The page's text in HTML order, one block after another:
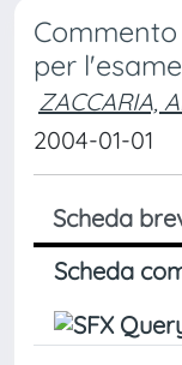
per
ZACCARIA,
2004-01-01
Scheda
Scheda